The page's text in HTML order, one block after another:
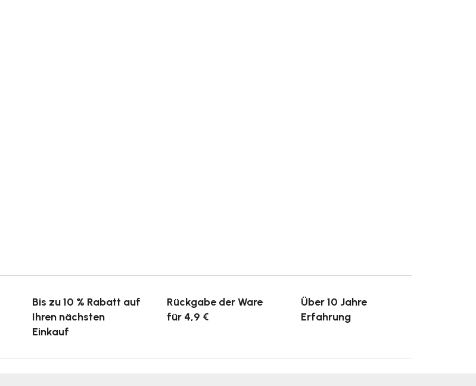
Bis zu 10 % Rabatt auf
Ihren nächsten
Einkauf
Rückgabe der Ware
für 4,9 €
Über 10 Jahre
Erfahrung